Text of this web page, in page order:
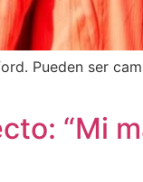
Pueden ser
“Mi